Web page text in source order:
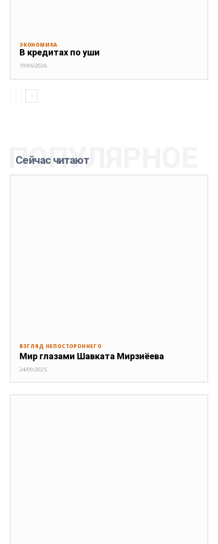
ЭКОНОМИКА
В кредитах по уши
19/06/2026
Сейчас читают
ПОПУЛЯРНОЕ
ВЗГЛЯД НЕПОСТОРОННЕГО
Мир глазами Шавката Мирзиёева
24/09/2025